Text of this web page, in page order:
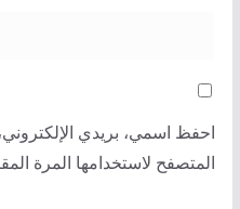
احفظ اسمي، بريدي
المتصفح لاستخدامها المرة